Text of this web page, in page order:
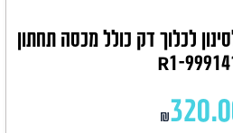
לכלוך דק כולל מכסה תחתון
₪